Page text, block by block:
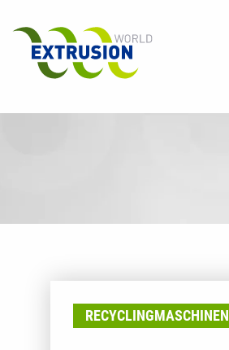
RECYCLINGMASCHINEN